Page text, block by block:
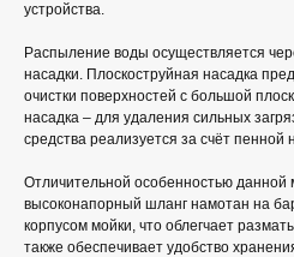
устройства.
Распыление воды осуществляется
насадки. Плоскоструйная насадка
очистки поверхностей с большой
насадка – для удаления сильных
средства реализуется за счёт пенной
Отличительной особенностью данной
высоконапорный шланг намотан на
корпусом мойки, что облегчает
также обеспечивает удобство